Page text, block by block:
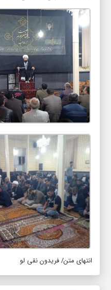
انتهای متن/ فریدون نقی لو